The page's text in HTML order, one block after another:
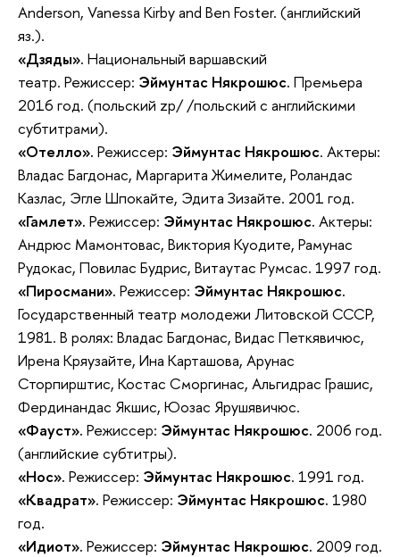
Anderson, Vanessa Kirby and Ben Foster. (английский
яз.).
«Дзяды». Национальный варшавский
театр. Режиссер: Эймунтас Някрошюс. Премьера
2016 год. (польский zp/ /польский с английскими
субтитрами).
«Отелло». Режиссер: Эймунтас Някрошюс. Актеры:
Владас Багдонас, Маргарита Жимелите, Роландас
Казлас, Эгле Шпокайте, Эдита Зизайте. 2001 год.
«Гамлет». Режиссер: Эймунтас Някрошюс. Актеры:
Андрюс Мамонтовас, Виктория Куодите, Рамунас
Рудокас, Повилас Будрис, Витаутас Румсас. 1997 год.
«Пиросмани». Режиссер: Эймунтас Някрошюс.
Государственный театр молодежи Литовской СССР,
1981. В ролях: Владас Багдонас, Видас Петкявичюс,
Ирена Кряузайте, Ина Карташова, Арунас
Сторпирштис, Костас Сморгинас, Альгидрас Грашис,
Фердинандас Якшис, Юозас Ярушявичюс.
«Фауст». Режиссер: Эймунтас Някрошюс. 2006 год.
(английские субтитры).
«Нос». Режиссер: Эймунтас Някрошюс. 1991 год.
«Квадрат». Режиссер: Эймунтас Някрошюс. 1980
год.
«Идиот». Режиссер: Эймунтас Някрошюс. 2009 год.